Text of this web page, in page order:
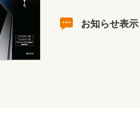
お知らせ表示